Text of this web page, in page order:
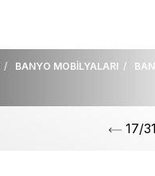
BANYO MOBİLYALARI
17/